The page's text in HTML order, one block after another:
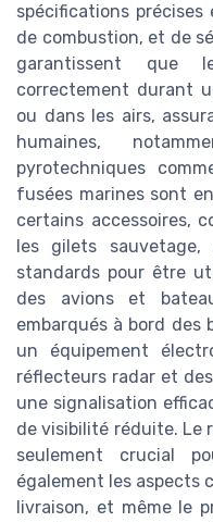
spécifications
de combustion, et de
garantissent que
correctement durant
ou dans les airs,
humaines,
pyrotechniques
fusées marines sont
certains accessoires,
les gilets
standards pour être
des avions et
embarqués à bord des
un équipement
réflecteurs radar et
une signalisation
de visibilité réduite. Le
seulement crucial
également les aspects
livraison, et même le